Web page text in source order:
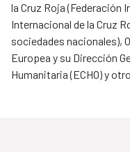
la Cruz Roja (Federación
Internacional de la Cruz
sociedades nacionales),
Europea y su Dirección
Humanitaria (ECHO) y